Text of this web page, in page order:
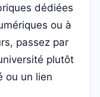
dédiées
ou à
passez par
plutôt
ou un lien